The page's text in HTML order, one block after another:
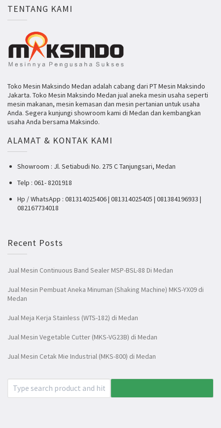
TENTANG KAMI
Toko Mesin Maksindo Medan adalah cabang dari PT Mesin Maksindo
Jakarta. Toko Mesin Maksindo Medan jual aneka mesin usaha seperti
mesin makanan, mesin kemasan dan mesin pertanian untuk usaha
Anda. Segera kunjungi showroom kami di Medan dan kembangkan
usaha Anda bersama Maksindo.
ALAMAT & KONTAK KAMI
Showroom : Jl. Setiabudi No. 275 C Tanjungsari, Medan
Telp : 061- 8201918
Hp / WhatsApp : 081314025406 | 081314025405 | 081384196933 |
082167734018
Recent Posts
Jual Mesin Continuous Band Sealer MSP-BSL-88 Di Medan
Jual Mesin Pembuat Aneka Minuman (Shaking Machine) MKS-YX09 di
Medan
Jual Meja Kerja Stainless (WTS-182) di Medan
Jual Mesin Vegetable Cutter (MKS-VG23B) di Medan
Jual Mesin Cetak Mie Industrial (MKS-800) di Medan